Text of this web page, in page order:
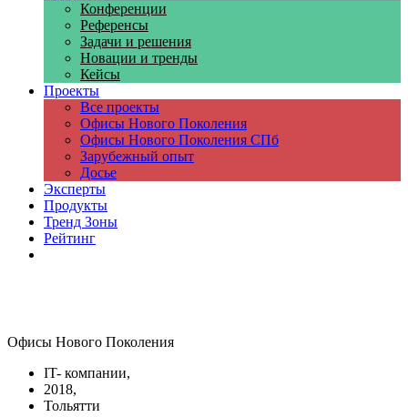
Конференции
Референсы
Задачи и решения
Новации и тренды
Кейсы
Проекты
Все проекты
Офисы Нового Поколения
Офисы Нового Поколения СПб
Зарубежный опыт
Досье
Эксперты
Продукты
Тренд Зоны
Рейтинг
Офисы Нового Поколения
IT- компании,
2018,
Тольятти